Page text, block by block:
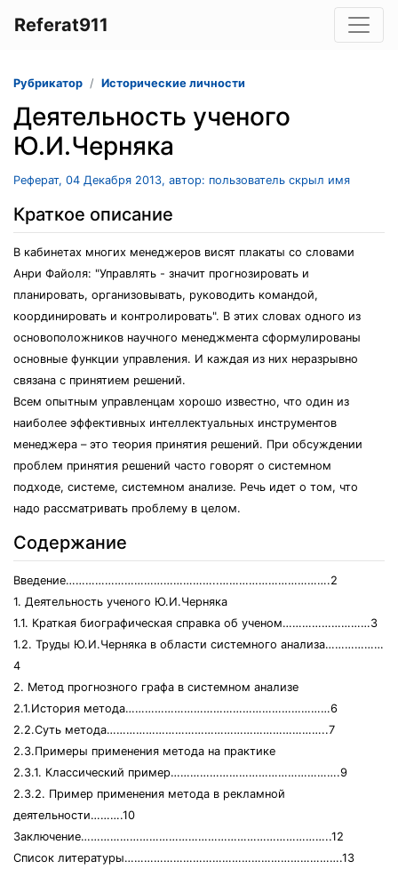
Referat911
Рубрикатор Исторические личности
Деятельность ученого
Ю.И.Черняка
Реферат, 04 Декабря 2013, автор: пользователь скрыл имя
Краткое описание
В кабинетах многих менеджеров висят плакаты со словами
Анри Файоля: "Управлять - значит прогнозировать и
планировать, организовывать, руководить командой,
координировать и контролировать". В этих словах одного из
основоположников научного менеджмента сформулированы
основные функции управления. И каждая из них неразрывно
связана с принятием решений.
Всем опытным управленцам хорошо известно, что один из
наиболее эффективных интеллектуальных инструментов
менеджера – это теория принятия решений. При обсуждении
проблем принятия решений часто говорят о системном
подходе, системе, системном анализе. Речь идет о том, что
надо рассматривать проблему в целом.
Содержание
Введение………………………………………..…………………………….2
1. Деятельность ученого Ю.И.Черняка
1.1. Краткая биографическая справка об ученом………………………3
1.2. Труды Ю.И.Черняка в области системного анализа………………
4
2. Метод прогнозного графа в системном анализе
2.1.История метода………………………………………………………6
2.2.Суть метода…………………………………………………………..7
2.3.Примеры применения метода на практике
2.3.1. Классический пример…………………………………………….9
2.3.2. Пример применения метода в рекламной
деятельности……….10
Заключение…………………………………………………………………..12
Список литературы………………………………………………………….13